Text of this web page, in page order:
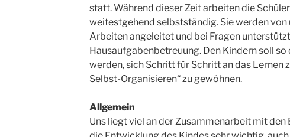
statt. Während dieser Zeit arbeiten die
weitestgehend selbstständig. Sie werden
Arbeiten angeleitet und bei Fragen
Hausaufgabenbetreuung. Den Kindern soll
werden, sich Schritt für Schritt an das Lernen
Selbst-Organisieren“ zu gewöhnen.
Allgemein
Uns liegt viel an der Zusammenarbeit mit den